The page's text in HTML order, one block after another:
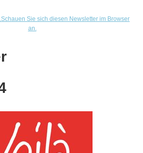
.Schauen Sie sich diesen Newsletter im Browser
an.